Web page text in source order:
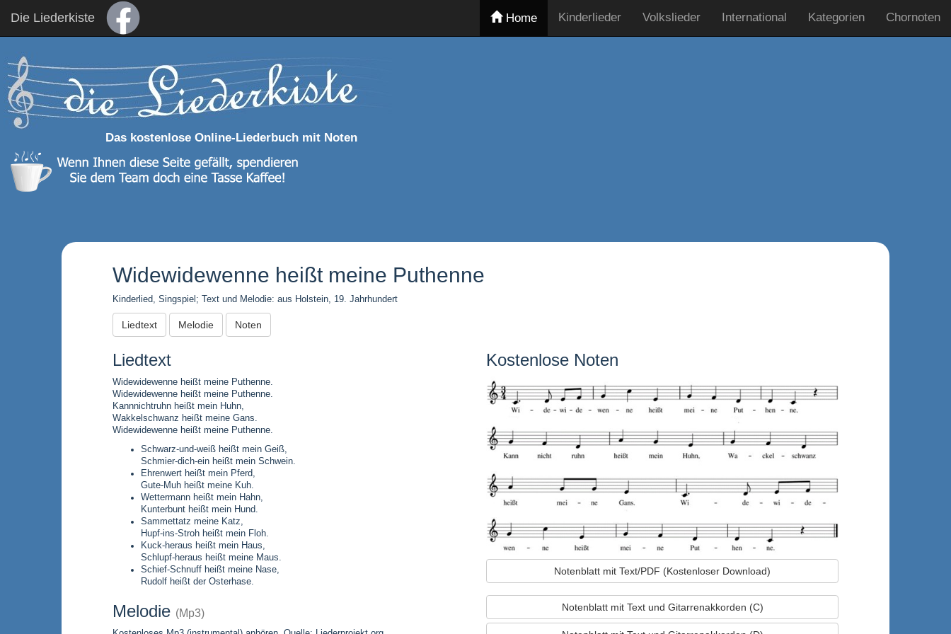
Die Liederkiste Home Kinderlieder Volkslieder International Kategorien Chornoten
Das kostenlose Online-Liederbuch mit Noten
Widewidewenne heißt meine Puthenne
Kinderlied, Singspiel; Text und Melodie: aus Holstein, 19. Jahrhundert
Liedtext Melodie Noten
Liedtext
Widewidewenne heißt meine Puthenne.
Widewidewenne heißt meine Puthenne.
Kannnichtruhn heißt mein Huhn,
Wakkelschwanz heißt meine Gans.
Widewidewenne heißt meine Puthenne.
Schwarz-und-weiß heißt mein Geiß,
Schmier-dich-ein heißt mein Schwein.
Ehrenwert heißt mein Pferd,
Gute-Muh heißt meine Kuh.
Wettermann heißt mein Hahn,
Kunterbunt heißt mein Hund.
Sammettatz meine Katz,
Hupf-ins-Stroh heißt mein Floh.
Kuck-heraus heißt mein Haus,
Schlupf-heraus heißt meine Maus.
Schief-Schnuff heißt meine Nase,
Rudolf heißt der Osterhase.
Melodie (Mp3)
Kostenlose Noten
Notenblatt mit Text/PDF (Kostenloser Download)
Notenblatt mit Text und Gitarrenakkorden (C)